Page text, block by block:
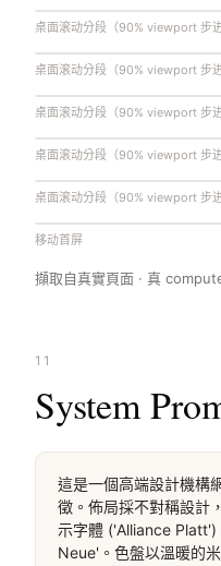
桌面滚动分段（90% viewport 步
桌面滚动分段（90% viewport 步
桌面滚动分段（90% viewport 步
桌面滚动分段（90% viewport 步
桌面滚动分段（90% viewport 步
移动首屏
擷取自真實頁面 · 真
11
System
這是一個高端設計機構
徵。佈局採不對稱設計
示字體 ('Alliance
Neue'。色盤以溫暖的